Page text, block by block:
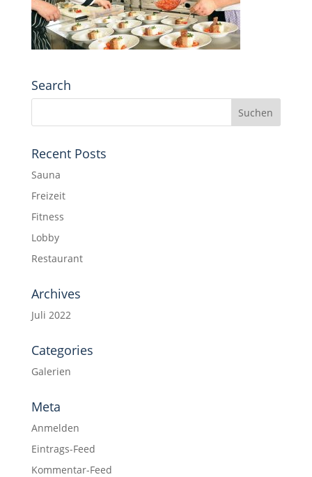
Search
Recent Posts
Sauna
Freizeit
Fitness
Lobby
Restaurant
Archives
Juli 2022
Categories
Galerien
Meta
Anmelden
Eintrags-Feed
Kommentar-Feed